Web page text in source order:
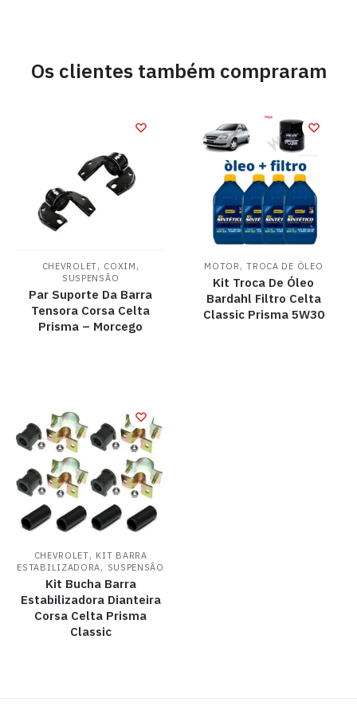
Os clientes também compraram
CHEVROLET, COXIM ,
SUSPENSÃO
Par Suporte Da Barra
Tensora Corsa Celta
Prisma – Morcego
MOTOR ,TROCA DE ÓLEO
Kit Troca De Óleo
Bardahl Filtro Celta
Classic Prisma 5W30
CHEVROLET, KIT BARRA
ESTABILIZADORA, SUSPENSÃO
Kit Bucha Barra
Estabilizadora Dianteira
Corsa Celta Prisma
Classic